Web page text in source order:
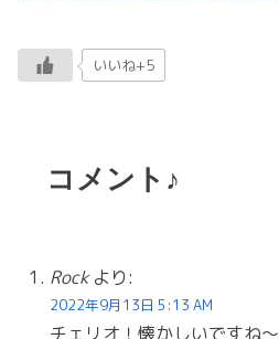
いいね+5
コメント♪
Rock より:
2022年9月13日 5:13 AM
チェリオ！懐かしいですね～